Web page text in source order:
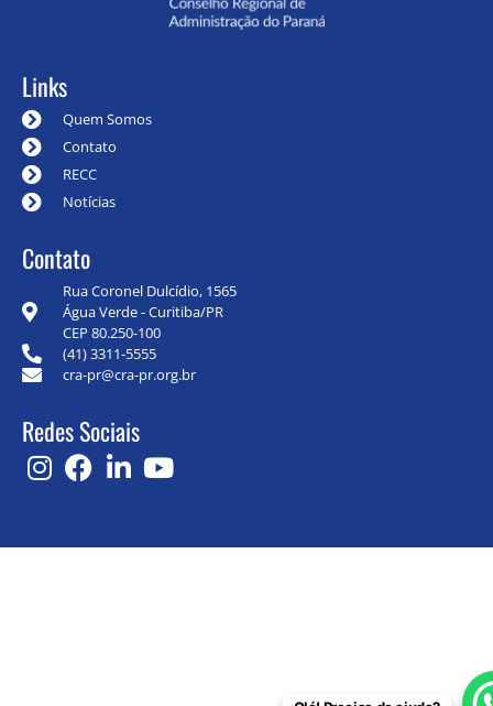
Links
Quem Somos
Contato
RECC
Notícias
Contato
Rua Coronel Dulcídio, 1565
Água Verde - Curitiba/PR
CEP 80.250-100
(41) 3311-5555
cra-pr@cra-pr.org.br
Redes Sociais